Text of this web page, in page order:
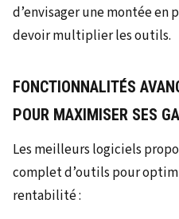
d’envisager une montée en
devoir multiplier les outils.
FONCTIONNALITÉS
POUR MAXIMISER SES
Les meilleurs logiciels
complet d’outils pour
rentabilité :